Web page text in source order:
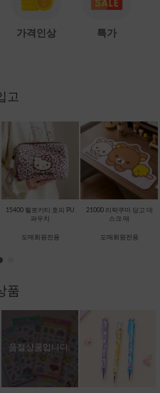
가격인상 특가
고
15400 헬로키티 호피 PU
파우치
도매회원전용
21000 리락쿠마 당고 데
스크 매
도매회원전용
품
품절상품입니다.